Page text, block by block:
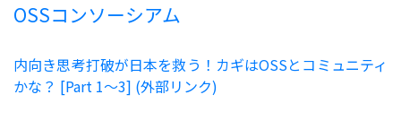
OSSコンソーシアム
内向き思考打破が日本を救う！カギはOSSとコミュニティ
かな？ [Part 1〜3] (外部リンク)